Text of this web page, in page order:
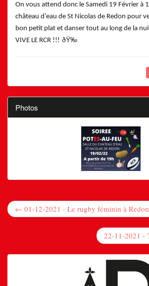
On vous attend donc le Samedi 19 Février à
château d’eau de St Nicolas de Redon pour
bon petit plat et danser tout au long de la
VIVE LE RCR !!! ðŸ‰
Photos
← 01-12-2021 - Le rugby féminin à Redon
22-11-2021 -